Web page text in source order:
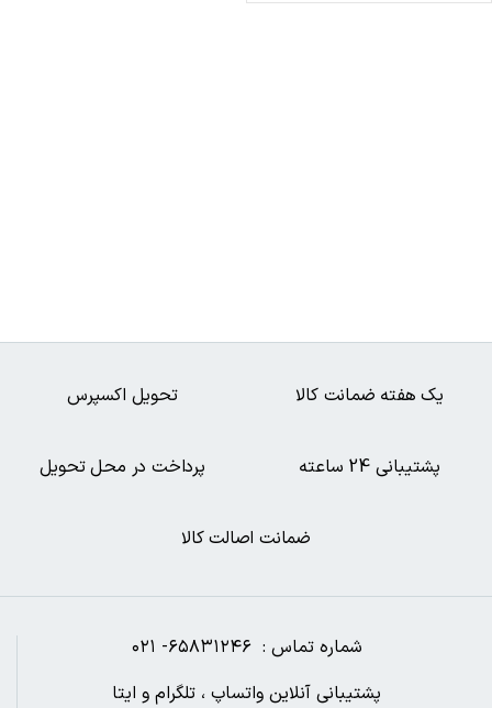
ضمانت اصالت کالا
پرداخت در محل تحویل پشتیبانی 24 ساعته
تحویل اکسپرس یک هفته ضمانت کالا
شماره تماس : ۶۵۸۳۱۲۴۶- ۰۲۱
پشتیبانی آنلاین واتساپ ، تلگرام و ایتا